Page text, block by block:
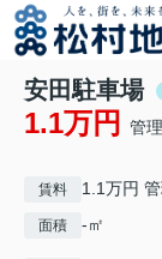
安田駐車場
1.1万円 管
賃料 1.1万円
面積 -㎡